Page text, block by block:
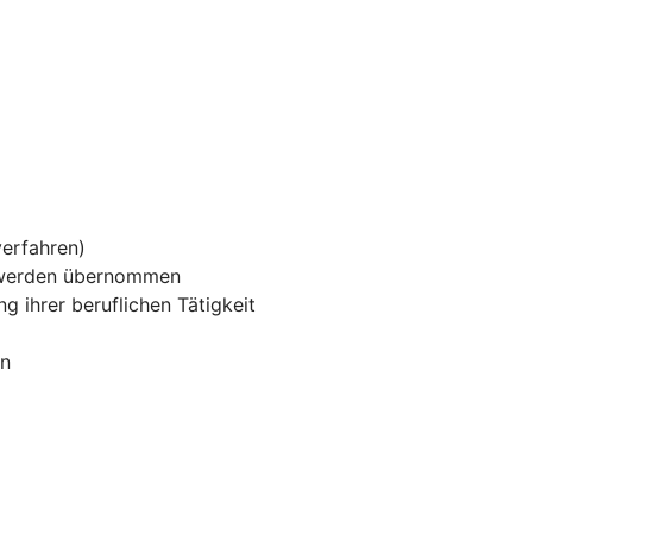
übernommen
ihrer beruflichen Tätigkeit